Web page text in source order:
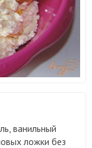
ванильный
ложки без